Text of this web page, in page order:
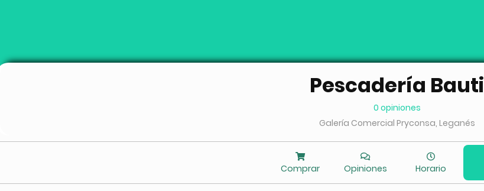
Pescadería Bauti
0 opiniones
Galería Comercial Pryconsa, Leganés
Comprar Opiniones Horario